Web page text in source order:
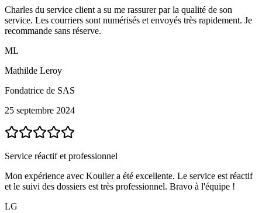
Charles du service client a su me rassurer par la qualité de son
service. Les courriers sont numérisés et envoyés très rapidement. Je
recommande sans réserve.
ML
Mathilde Leroy
Fondatrice de SAS
25 septembre 2024
Service réactif et professionnel
Mon expérience avec Koulier a été excellente. Le service est réactif
et le suivi des dossiers est très professionnel. Bravo à l'équipe !
LG